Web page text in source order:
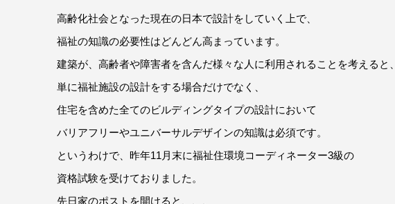
高齢化社会となった現在の日本で設計をしていく上で、
福祉の知識の必要性はどんどん高まっています。
建築が、高齢者や障害者を含んだ様々な人に利用されることを考えると、
単に福祉施設の設計をする場合だけでなく、
住宅を含めた全てのビルディングタイプの設計において
バリアフリーやユニバーサルデザインの知識は必須です。
というわけで、昨年11月末に福祉住環境コーディネーター3級の
資格試験を受けておりました。
先日家のポストを開けると、、、